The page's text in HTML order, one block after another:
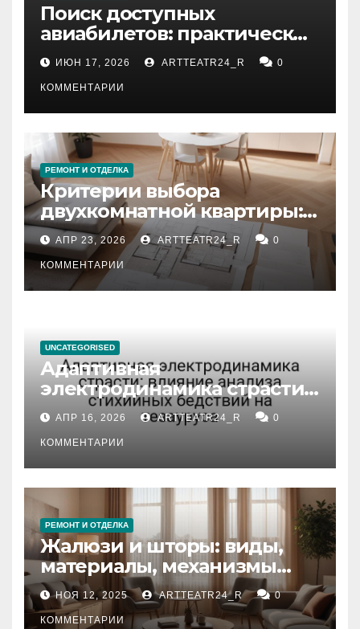
Поиск доступных
авиабилетов: практические
рекомендации
ИЮН 17, 2026 ARTTEATR24_R 0
КОММЕНТАРИИ
РЕМОНТ И ОТДЕЛКА
Критерии выбора
двухкомнатной квартиры:
планировка, площадь,
состояние и документация
АПР 23, 2026 ARTTEATR24_R 0
КОММЕНТАРИИ
UNCATEGORISED
Адаптивная
электродинамика страсти:
влияние анализа
стихийных бедствий на
тезауруса
АПР 16, 2026 ARTTEATR24_R 0
КОММЕНТАРИИ
РЕМОНТ И ОТДЕЛКА
Жалюзи и шторы: виды,
материалы, механизмы
управления и уход
НОЯ 12, 2025 ARTTEATR24_R 0
КОММЕНТАРИИ